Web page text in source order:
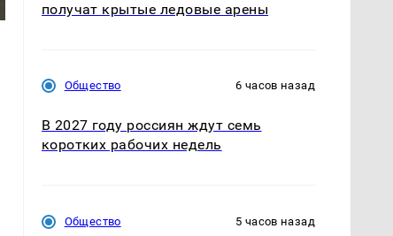
получат крытые ледовые арены
Общество 6 часов назад
В 2027 году россиян ждут семь
коротких рабочих недель
Общество 5 часов назад